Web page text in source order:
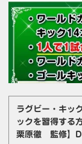
ラグビー・キッ
ックを習得する
栗原徹 監修】